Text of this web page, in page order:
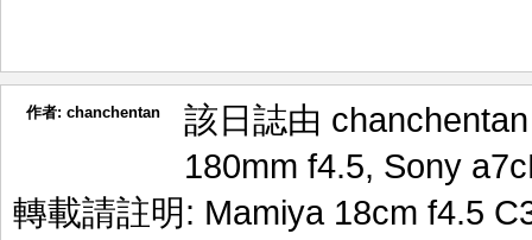
作者: chanchentan
該日誌由
180mm f4.5, Sony
轉載請註明: Mamiya 18cm f4.5